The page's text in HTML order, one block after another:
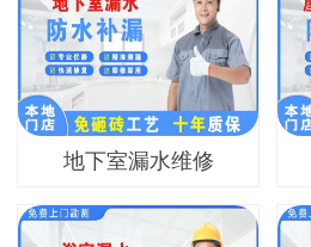
地下室漏水维修